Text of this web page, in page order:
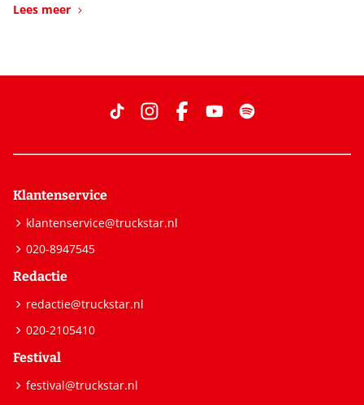
Lees meer
Klantenservice
klantenservice@truckstar.nl
020-8947545
Redactie
redactie@truckstar.nl
020-2105410
Festival
festival@truckstar.nl